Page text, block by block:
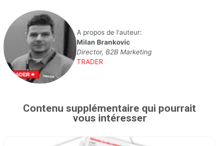
A propos de l'auteur:
Milan Brankovic
Director, B2B Marketing
TRADER
Contenu supplémentaire qui pourrait
vous intéresser